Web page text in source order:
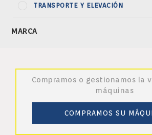
TRANSPORTE Y ELEVACIÓN
MARCA
Compramos o gestionamos la
máquinas
COMPRAMOS SU